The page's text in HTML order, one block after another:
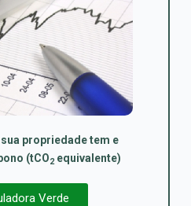
propriedade tem e
(tCO2 equivalente)
Verde